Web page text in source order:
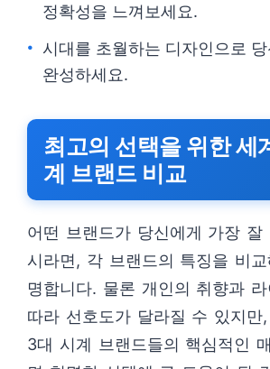
정확성을 느껴보세요.
시대를 초월하는 디자인으로
완성하세요.
최고의 선택을 위한 세
계 브랜드 비교
어떤 브랜드가 당신에게 가장 잘
시라면, 각 브랜드의 특징을 비
명합니다. 물론 개인의 취향과
따라 선호도가 달라질 수 있지만
3대 시계 브랜드들의 핵심적인